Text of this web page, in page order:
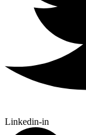
Linkedin-in